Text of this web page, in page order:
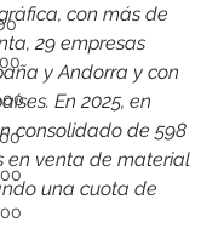
con más de
29 empresas
y Andorra y con
En 2025, en
consolidado de 598
en venta de material
una cuota de